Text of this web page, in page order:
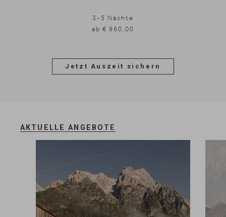
3-5 Nächte
ab € 960,00
Jetzt Auszeit sichern
AKTUELLE ANGEBOTE